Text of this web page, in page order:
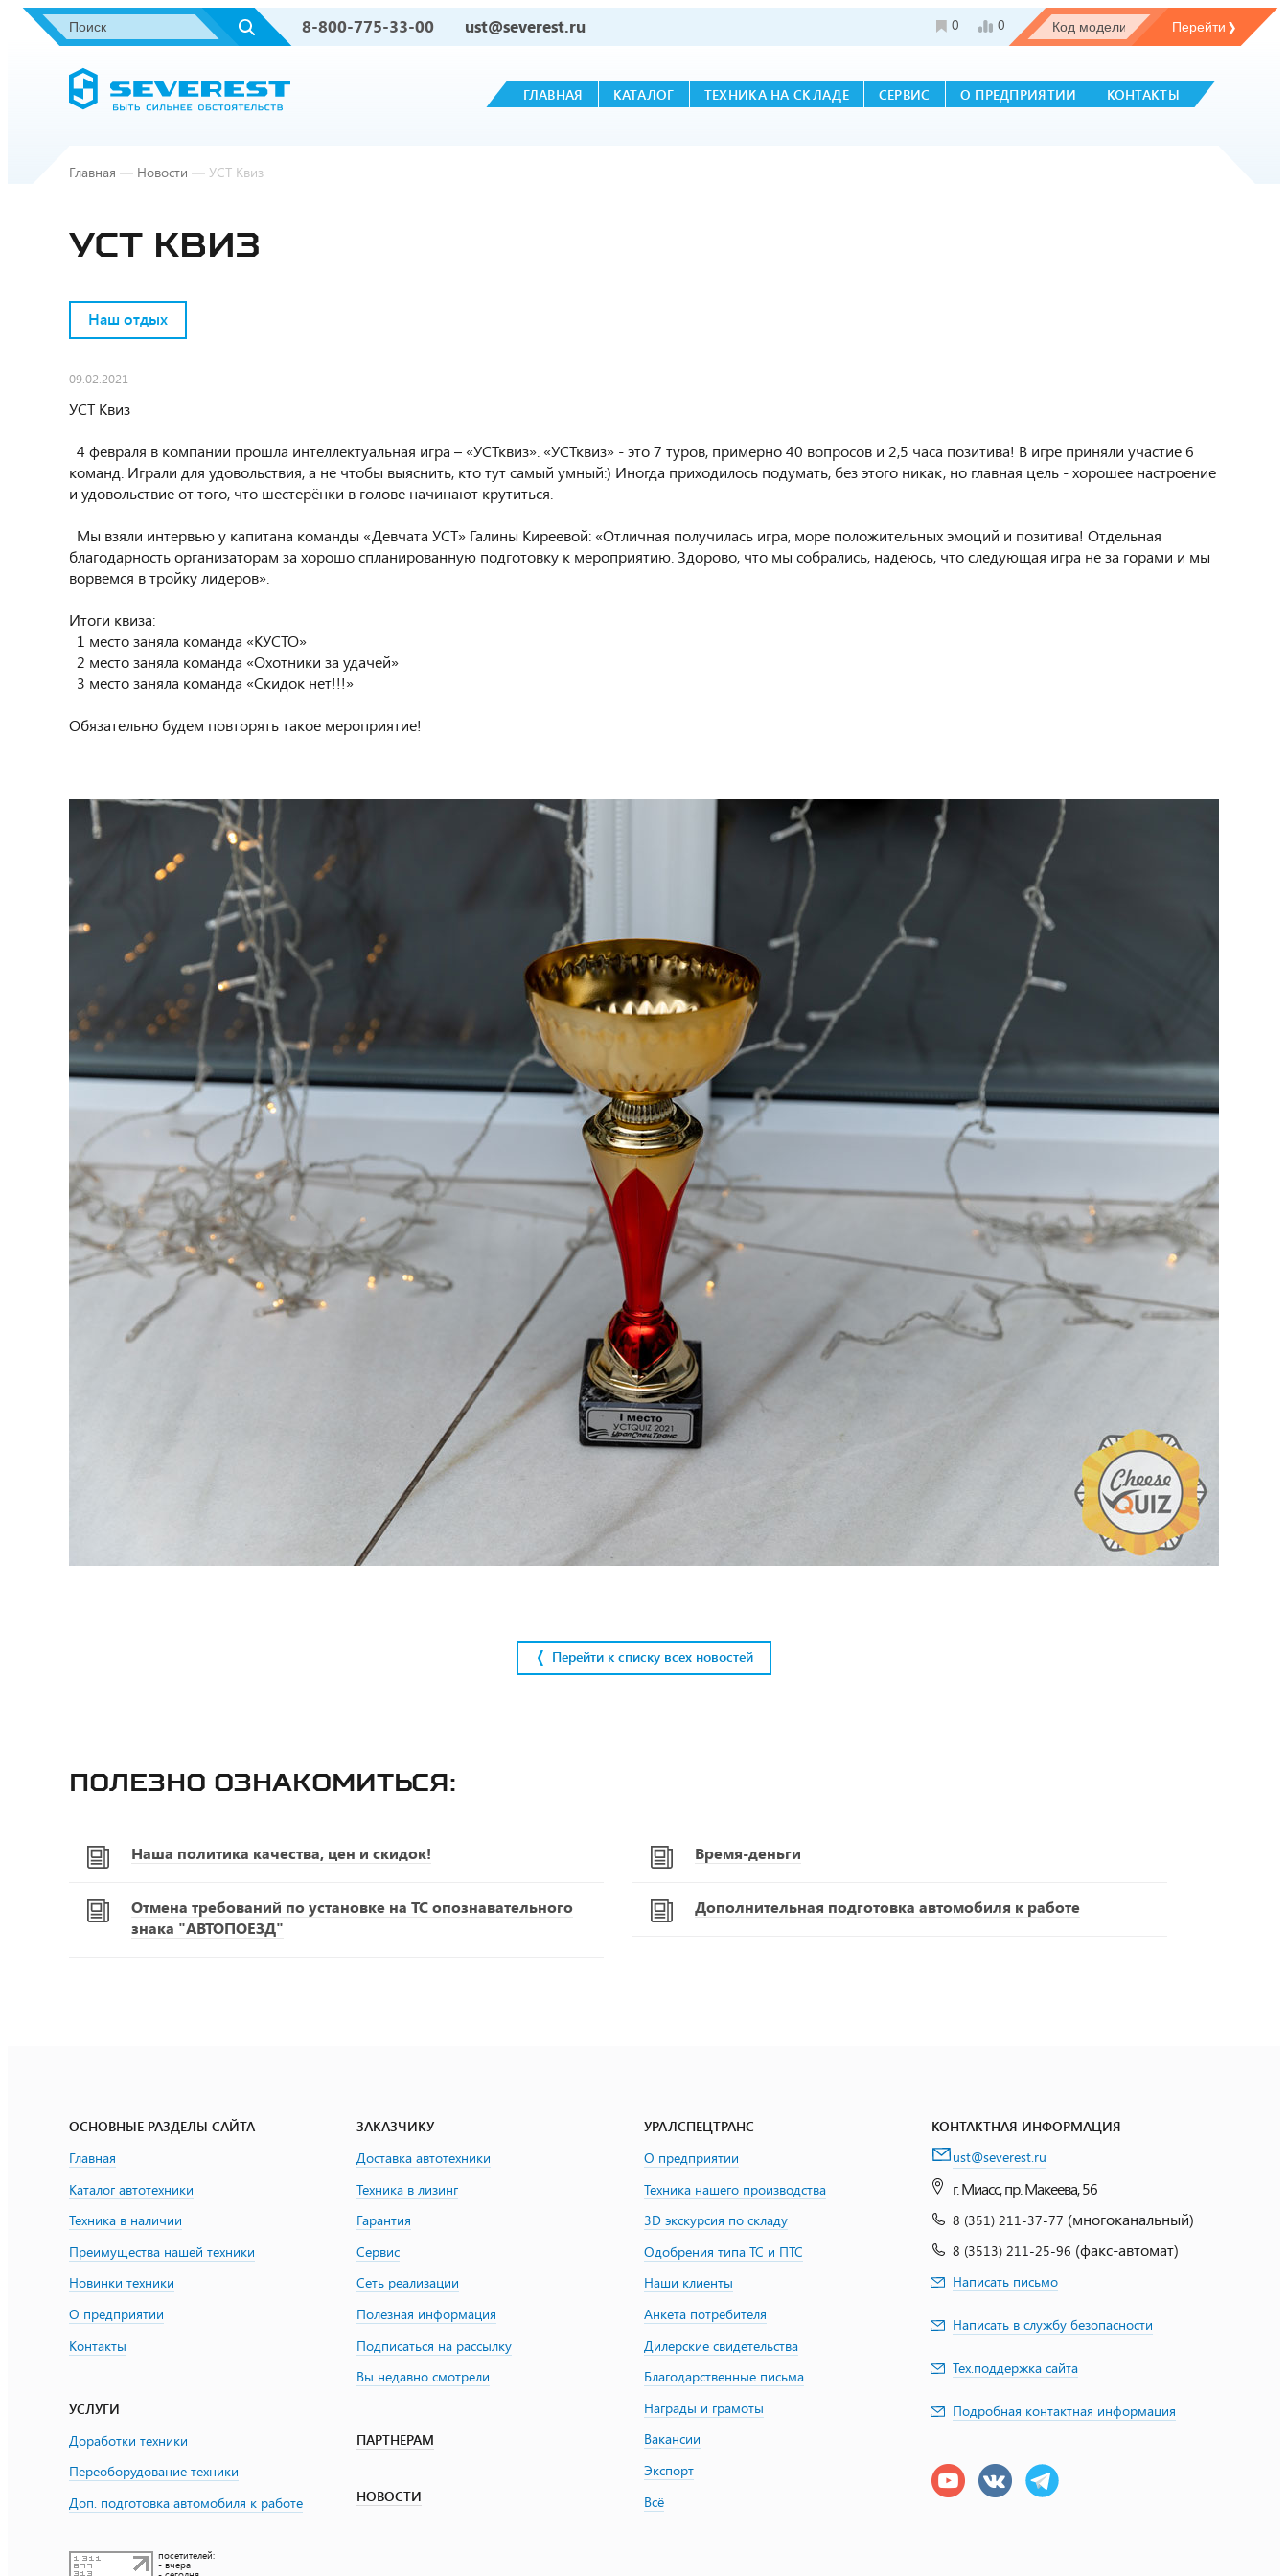
8-800-775-33-00 ust@severest.ru 0 0
ГЛАВНАЯ КАТАЛОГ ТЕХНИКА НА СКЛАДЕ СЕРВИС О ПРЕДПРИЯТИИ КОНТАКТЫ
Главная — Новости — УСТ Квиз
УСТ КВИЗ
Наш отдых
09.02.2021
УСТ Квиз
4 февраля в компании прошла интеллектуальная игра – «УСТквиз». «УСТквиз» - это 7 туров, примерно 40 вопросов и 2,5 часа позитива! В игре приняли участие 6
команд. Играли для удовольствия, а не чтобы выяснить, кто тут самый умный:) Иногда приходилось подумать, без этого никак, но главная цель - хорошее настроение
и удовольствие от того, что шестерёнки в голове начинают крутиться.
Мы взяли интервью у капитана команды «Девчата УСТ» Галины Киреевой: «Отличная получилась игра, море положительных эмоций и позитива! Отдельная
благодарность организаторам за хорошо спланированную подготовку к мероприятию. Здорово, что мы собрались, надеюсь, что следующая игра не за горами и мы
ворвемся в тройку лидеров».
Итоги квиза:
1 место заняла команда «КУСТО»
2 место заняла команда «Охотники за удачей»
3 место заняла команда «Скидок нет!!!»
Обязательно будем повторять такое мероприятие!
Перейти к списку всех новостей
Полезно ознакомиться:
Наша политика качества, цен и скидок! Время-деньги
Отмена требований по установке на ТС опознавательного
знака "АВТОПОЕЗД"
Дополнительная подготовка автомобиля к работе
ОСНОВНЫЕ РАЗДЕЛЫ САЙТА
Главная
Каталог автотехники
Техника в наличии
Преимущества нашей техники
Новинки техники
О предприятии
Контакты
УСЛУГИ
Доработки техники
Переоборудование техники
Доп. подготовка автомобиля к работе
посетителей:
- вчера
ЗАКАЗЧИКУ
Доставка автотехники
Техника в лизинг
Гарантия
Сервис
Сеть реализации
Полезная информация
Подписаться на рассылку
Вы недавно смотрели
ПАРТНЕРАМ
НОВОСТИ
УРАЛСПЕЦТРАНС
О предприятии
Техника нашего производства
3D экскурсия по складу
Одобрения типа ТС и ПТС
Наши клиенты
Анкета потребителя
Дилерские свидетельства
Благодарственные письма
Награды и грамоты
Вакансии
Экспорт
Всё
КОНТАКТНАЯ ИНФОРМАЦИЯ
ust@severest.ru
г. Миасс, пр. Макеева, 56
8 (351) 211-37-77 (многоканальный)
8 (3513) 211-25-96 (факс-автомат)
Написать письмо
Написать в службу безопасности
Тех.поддержка сайта
Подробная контактная информация